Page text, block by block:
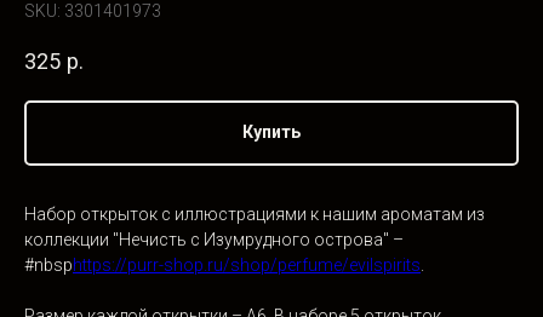
SKU: 3301401973
325 р.
Купить
Набор открыток с иллюстрациями к нашим ароматам из
коллекции "Нечисть с Изумрудного острова" –
#nbsphttps://purr-shop.ru/shop/perfume/evilspirits